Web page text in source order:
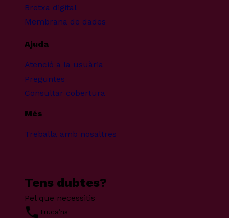
Bretxa digital
Membrana de dades
Ajuda
Atenció a la usuària
Preguntes
Consultar cobertura
Més
Treballa amb nosaltres
Tens dubtes?
Pel que necessitis
Truca’ns